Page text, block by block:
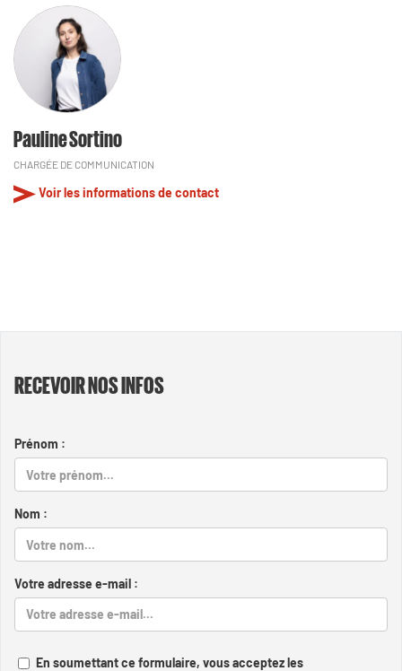
Pauline Sortino
CHARGÉE DE COMMUNICATION
Voir les informations de contact
RECEVOIR NOS INFOS
Prénom :
Nom :
Votre adresse e-mail :
En soumettant ce formulaire, vous acceptez les